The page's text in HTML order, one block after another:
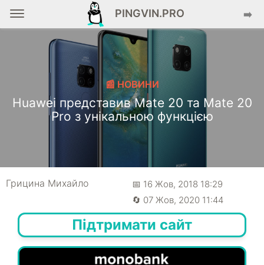
PINGVIN.PRO ➡️
📰 НОВИНИ
Huawei представив Mate 20 та Mate 20
Pro з унікальною функцією
Грицина Михайло
📅 16 Жов, 2018 18:29
🔄 07 Жов, 2020 11:44
Підтримати сайт